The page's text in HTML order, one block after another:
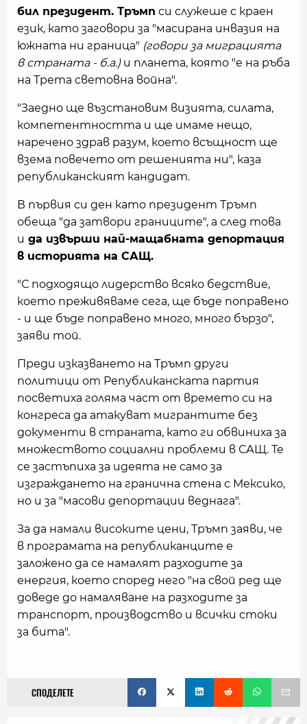
бил президент. Тръмп си служеше с краен
език, като заговори за "масирана инвазия на
южната ни граница" (говори за миграцията
в страната - б.а.) и планета, която "е на ръба
на Трета световна война".
"Заедно ще възстановим визията, силата,
компетентността и ще имаме нещо,
наречено здрав разум, което всъщност ще
взема повечето от решенията ни", каза
републиканският кандидат.
В първия си ден като президент Тръмп
обеща "да затвори границите", а след това
и да извърши най-мащабната депортация
в историята на САЩ.
"С подходящо лидерство всяко бедствие,
което преживяваме сега, ще бъде поправено
- и ще бъде поправено много, много бързо",
заяви той.
Преди изказването на Тръмп други
политици от Републиканската партия
посветиха голяма част от времето си на
конгреса да атакуват мигрантите без
документи в страната, като ги обвиниха за
множеството социални проблеми в САЩ. Те
се застъпиха за идеята не само за
изграждането на гранична стена с Мексико,
но и за "масови депортации веднага".
За да намали високите цени, Тръмп заяви, че
в програмата на републиканците е
заложено да се намалят разходите за
енергия, което според него "на свой ред ще
доведе до намаляване на разходите за
транспорт, производство и всички стоки
за бита".
СПОДЕЛЕТЕ